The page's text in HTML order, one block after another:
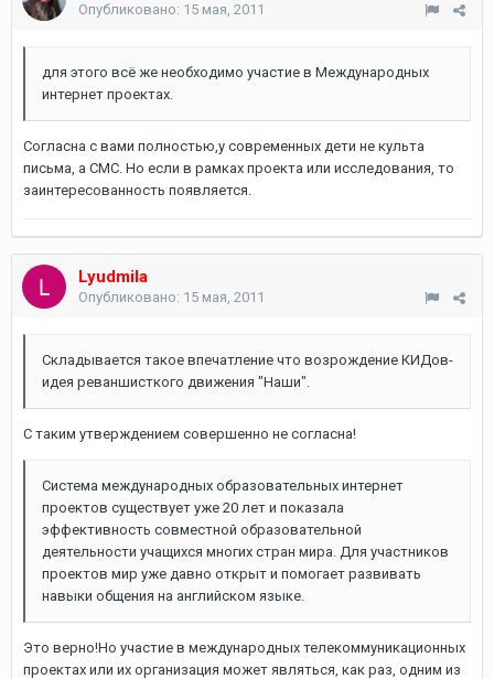
Опубликовано: 15 мая, 2011
для этого всё же необходимо участие в Международных
интернет проектах.
Согласна с вами полностью,у современных дети не культа
письма, а СМС. Но если в рамках проекта или исследования, то
заинтересованность появляется.
Lyudmila
Опубликовано: 15 мая, 2011
Складывается такое впечатление что возрождение КИДов-
идея реваншисткого движения "Наши".
С таким утверждением совершенно не согласна!
Система международных образовательных интернет
проектов существует уже 20 лет и показала
эффективность совместной образовательной
деятельности учащихся многих стран мира. Для участников
проектов мир уже давно открыт и помогает развивать
навыки общения на английском языке.
Это верно!Но участие в международных телекоммуникационных
проектах или их организация может являться, как раз, одним из